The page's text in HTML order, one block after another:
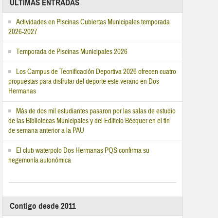
ÚLTIMAS ENTRADAS
Actividades en Piscinas Cubiertas Municipales temporada
2026-2027
Temporada de Piscinas Municipales 2026
Los Campus de Tecnificación Deportiva 2026 ofrecen cuatro
propuestas para disfrutar del deporte este verano en Dos
Hermanas
Más de dos mil estudiantes pasaron por las salas de estudio
de las Bibliotecas Municipales y del Edificio Bécquer en el fin
de semana anterior a la PAU
El club waterpolo Dos Hermanas PQS confirma su
hegemonía autonómica
Contigo desde 2011